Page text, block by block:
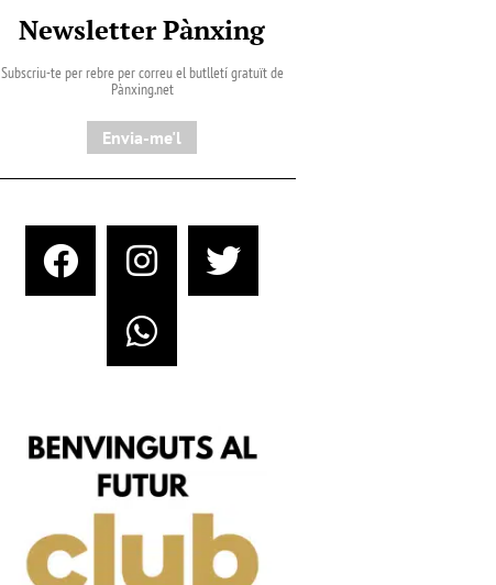
Newsletter Pànxing
Subscriu-te per rebre per correu el butlletí gratuït de
Pànxing.net​
Envia-me'l